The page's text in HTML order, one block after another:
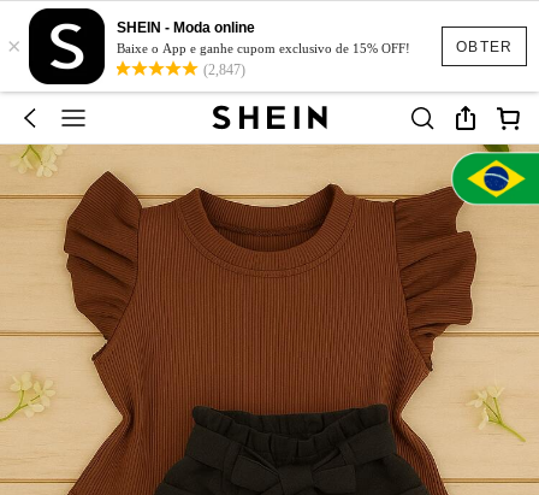
OBTER
×
SHEIN - Moda online
Baixe o App e ganhe cupom exclusivo de 15% OFF!
(2,847)